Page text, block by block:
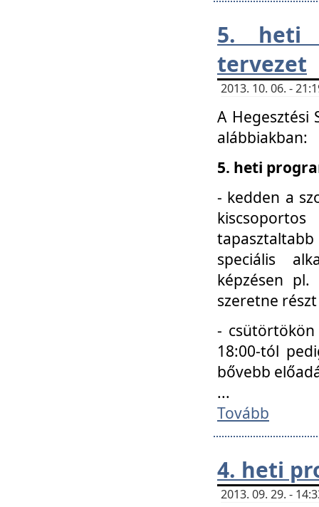
5. heti
tervezet
2013. 10. 06. -
A Hegesztési
alábbiakban:
5. heti
- kedden a
speciális
képzésen
szeretne
- csütörtökön
18:00-tól
bővebb
...
Tovább
4. heti
2013. 09. 29. -